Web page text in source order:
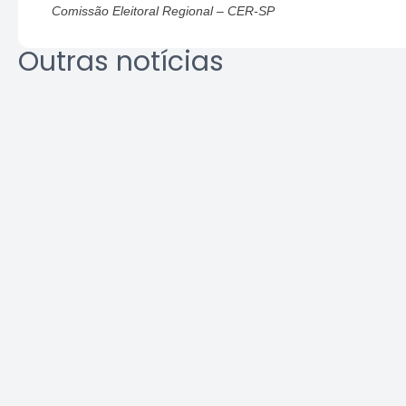
Comissão Eleitoral Regional – CER-SP
Outras notícias